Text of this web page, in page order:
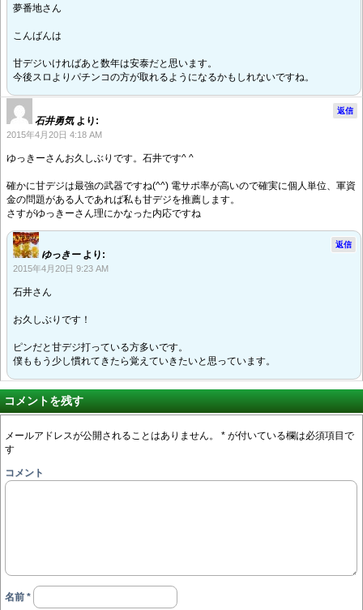
夢番地さん
こんばんは
甘デジいければあと数年は安泰だと思います。
今後スロよりパチンコの方が取れるようになるかもしれないですね。
石井勇気 より:
2015年4月20日 4:18 AM
ゆっきーさんお久しぶりです。石井です^ ^
確かに甘デジは最強の武器ですね(^^) 電サポ率が高いので確実に個人単位、軍資
金の問題がある人であれば私も甘デジを推薦します。
さすがゆっきーさん理にかなった内応ですね
返信
ゆっきー より:
2015年4月20日 9:23 AM
石井さん
お久しぶりです！
ピンだと甘デジ打っている方多いです。
僕ももう少し慣れてきたら覚えていきたいと思っています。
返信
コメントを残す
メールアドレスが公開されることはありません。 * が付いている欄は必須項目で
す
コメント
名前 *